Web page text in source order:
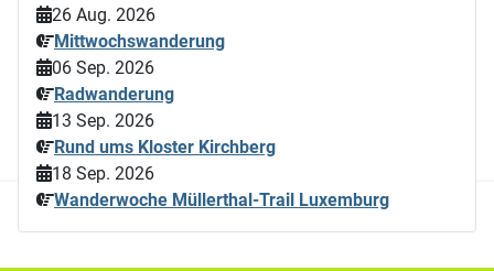
26 Aug. 2026
Mittwochswanderung
06 Sep. 2026
Radwanderung
13 Sep. 2026
Rund ums Kloster Kirchberg
18 Sep. 2026
Wanderwoche Müllerthal-Trail Luxemburg